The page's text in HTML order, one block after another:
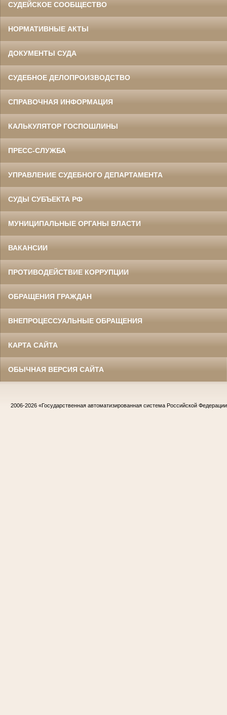
СУДЕЙСКОЕ СООБЩЕСТВО
НОРМАТИВНЫЕ АКТЫ
ДОКУМЕНТЫ СУДА
СУДЕБНОЕ ДЕЛОПРОИЗВОДСТВО
СПРАВОЧНАЯ ИНФОРМАЦИЯ
КАЛЬКУЛЯТОР ГОСПОШЛИНЫ
ПРЕСС-СЛУЖБА
УПРАВЛЕНИЕ СУДЕБНОГО ДЕПАРТАМЕНТА
СУДЫ СУБЪЕКТА РФ
МУНИЦИПАЛЬНЫЕ ОРГАНЫ ВЛАСТИ
ВАКАНСИИ
ПРОТИВОДЕЙСТВИЕ КОРРУПЦИИ
ОБРАЩЕНИЯ ГРАЖДАН
ВНЕПРОЦЕССУАЛЬНЫЕ ОБРАЩЕНИЯ
КАРТА САЙТА
ОБЫЧНАЯ ВЕРСИЯ САЙТА
2006-2026 «Государственная автоматизированная система Российской